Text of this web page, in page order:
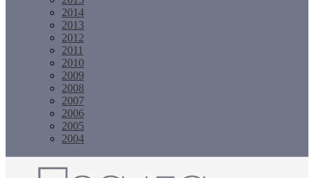
2014
2013
2012
2011
2010
2009
2008
2007
2006
2005
2004